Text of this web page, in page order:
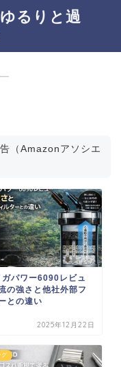
るりと過
―
（Amazonアソシエ
パワー6090レビュ
の強さと他社外部フ
との違い
2025年12月22日
グ